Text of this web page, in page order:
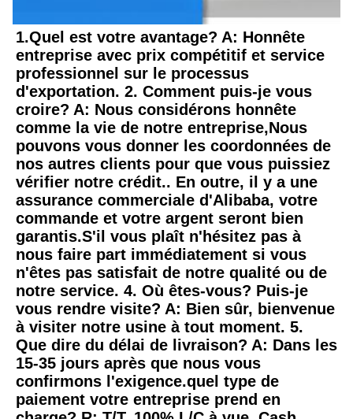
1.Quel est votre avantage? A: Honnête
entreprise avec prix compétitif et service
professionnel sur le processus
d'exportation. 2. Comment puis-je vous
croire? A: Nous considérons honnête
comme la vie de notre entreprise,Nous
pouvons vous donner les coordonnées de
nos autres clients pour que vous puissiez
vérifier notre crédit.. En outre, il y a une
assurance commerciale d'Alibaba, votre
commande et votre argent seront bien
garantis.S'il vous plaît n'hésitez pas à
nous faire part immédiatement si vous
n'êtes pas satisfait de notre qualité ou de
notre service. 4. Où êtes-vous? Puis-je
vous rendre visite? A: Bien sûr, bienvenue
à visiter notre usine à tout moment. 5.
Que dire du délai de livraison? A: Dans les
15-35 jours après que nous vous
confirmons l'exigence.quel type de
paiement votre entreprise prend en